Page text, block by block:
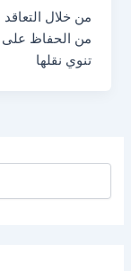
من خلال
من الحفاظ على
تنوي نقلها